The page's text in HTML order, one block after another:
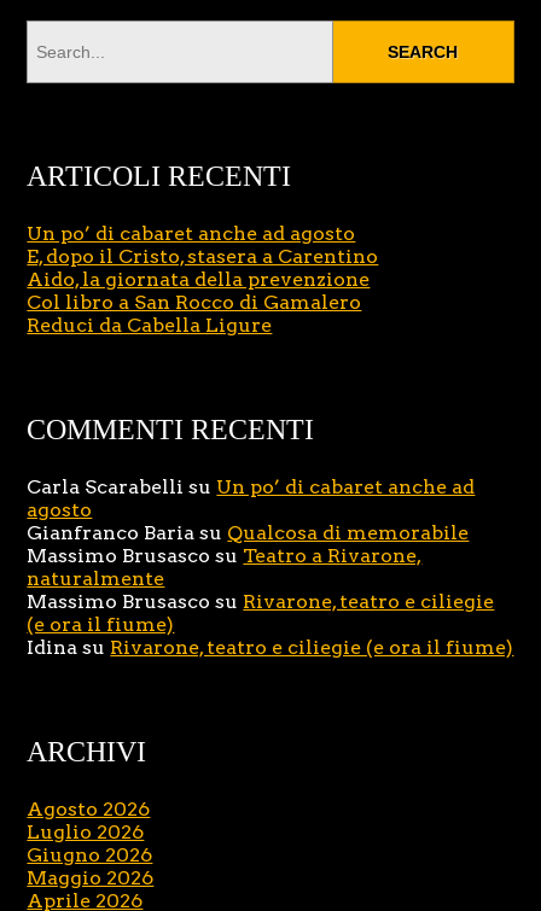
ARTICOLI RECENTI
Un po’ di cabaret anche ad agosto
E, dopo il Cristo, stasera a Carentino
Aido, la giornata della prevenzione
Col libro a San Rocco di Gamalero
Reduci da Cabella Ligure
COMMENTI RECENTI
Carla Scarabelli su Un po’ di cabaret anche ad
agosto
Gianfranco Baria su Qualcosa di memorabile
Massimo Brusasco su Teatro a Rivarone,
naturalmente
Massimo Brusasco su Rivarone, teatro e ciliegie
(e ora il fiume)
Idina su Rivarone, teatro e ciliegie (e ora il fiume)
ARCHIVI
Agosto 2026
Luglio 2026
Giugno 2026
Maggio 2026
Aprile 2026